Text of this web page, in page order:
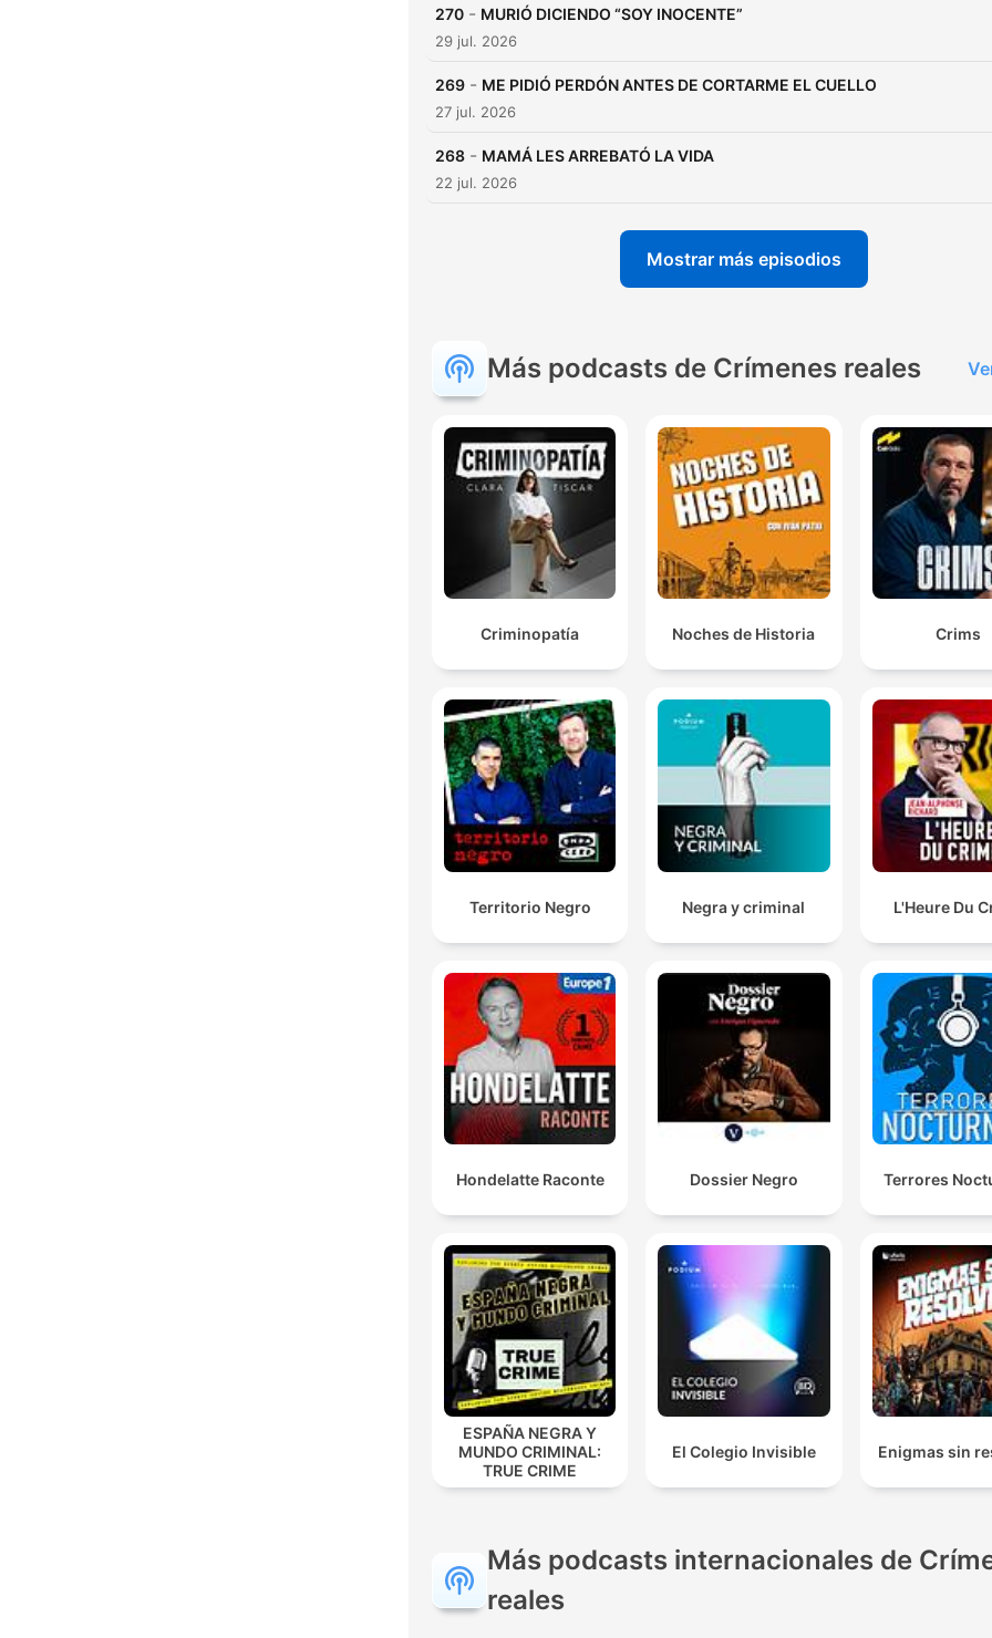
270 - MURIÓ DICIENDO “SOY INOCENTE”
29 jul. 2026
269 - ME PIDIÓ PERDÓN ANTES DE CORTARME EL CUELLO
27 jul. 2026
268 - MAMÁ LES ARREBATÓ LA VIDA
22 jul. 2026
Mostrar más episodios
Más podcasts de Crímenes reales
Criminopatía Noches de Historia Crims
Territorio Negro Negra y criminal L'Heure Du
Hondelatte Raconte Dossier Negro Terrores
ESPAÑA NEGRA Y
MUNDO CRIMINAL:
TRUE CRIME
El Colegio Invisible Enigmas sin
Más podcasts internacionales de
reales